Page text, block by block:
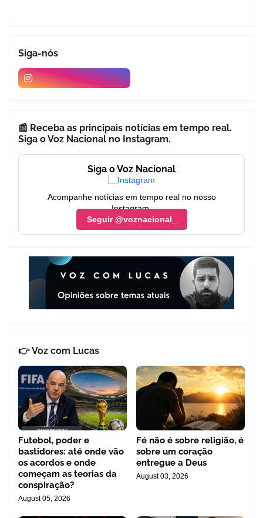
Siga-nós
📰 Receba as principais notícias em tempo real.
Siga o Voz Nacional no Instagram.
Siga o Voz Nacional
Acompanhe notícias em tempo real no nosso
Instagram.
Seguir @voznacional_
👉 Voz com Lucas
Futebol, poder e
bastidores: até onde vão
os acordos e onde
começam as teorias da
conspiração?
August 05, 2026
Fé não é sobre religião, é
sobre um coração
entregue a Deus
August 03, 2026